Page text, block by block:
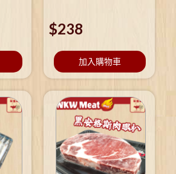
$238
加入購物車